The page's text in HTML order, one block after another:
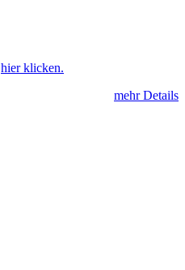
hier klicken.
mehr Details